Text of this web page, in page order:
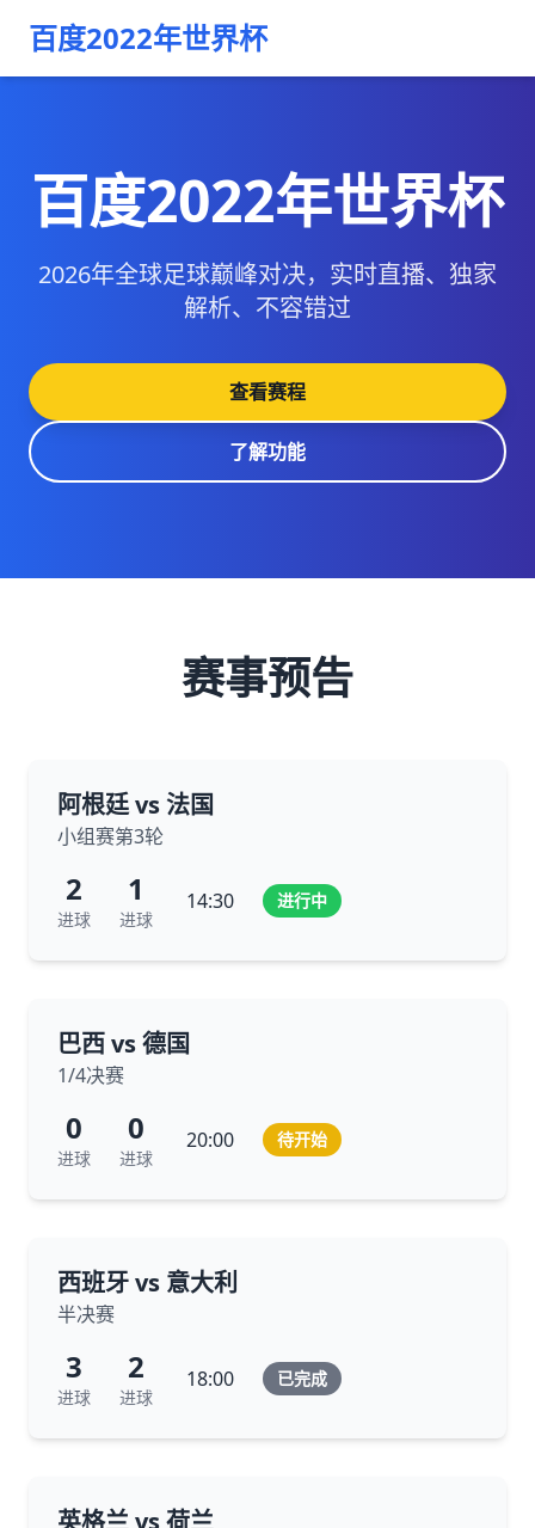
百度2022年世界杯
百度2022年世界杯
2026年全球足球巅峰对决，实时直播、独家
解析、不容错过
查看赛程
了解功能
赛事预告
阿根廷 vs 法国
小组赛第3轮
2
进球
1
进球
14:30 进行中
巴西 vs 德国
1/4决赛
0
进球
0
进球
20:00 待开始
西班牙 vs 意大利
半决赛
3
进球
2
进球
18:00 已完成
英格兰 vs 荷兰